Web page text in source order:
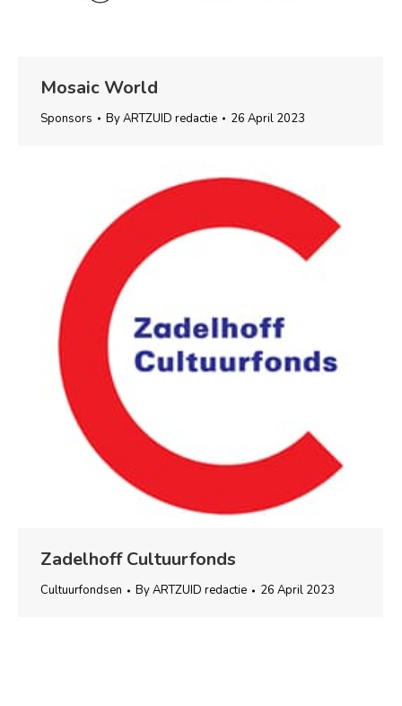
Mosaic World
Sponsors ByARTZUID redactie 26 April 2023
Zadelhoff Cultuurfonds
Cultuurfondsen ByARTZUID redactie 26 April 2023